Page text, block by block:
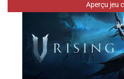
Aperçu jeu